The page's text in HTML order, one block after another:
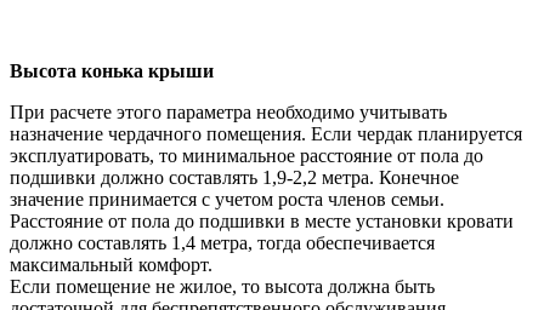
Высота конька крыши
При расчете этого параметра необходимо учитывать
назначение чердачного помещения. Если чердак планируется
эксплуатировать, то минимальное расстояние от пола до
подшивки должно составлять 1,9-2,2 метра. Конечное
значение принимается с учетом роста членов семьи.
Расстояние от пола до подшивки в месте установки кровати
должно составлять 1,4 метра, тогда обеспечивается
максимальный комфорт.
Если помещение не жилое, то высота должна быть